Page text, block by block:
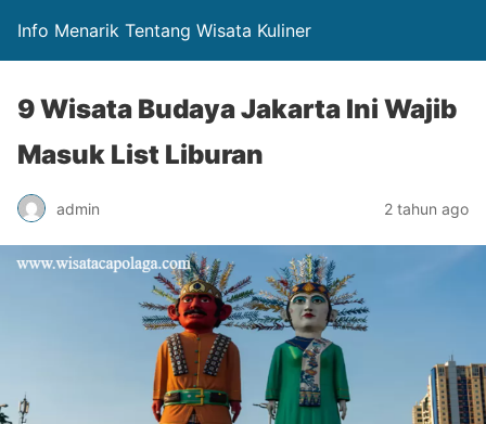
Info Menarik Tentang Wisata Kuliner
9 Wisata Budaya Jakarta Ini Wajib
Masuk List Liburan
admin 2 tahun ago